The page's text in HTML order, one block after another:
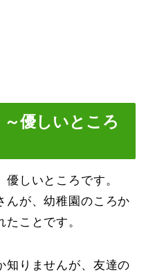
優しいところ
しいところです。
が、幼稚園のころか
ことです。
りませんが、友達の